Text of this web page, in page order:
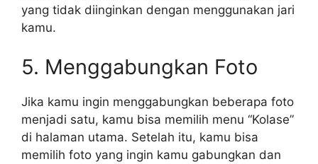
yang tidak diinginkan dengan menggunakan jari
kamu.
5. Menggabungkan Foto
Jika kamu ingin menggabungkan beberapa foto
menjadi satu, kamu bisa memilih menu “Kolase”
di halaman utama. Setelah itu, kamu bisa
memilih foto yang ingin kamu gabungkan dan